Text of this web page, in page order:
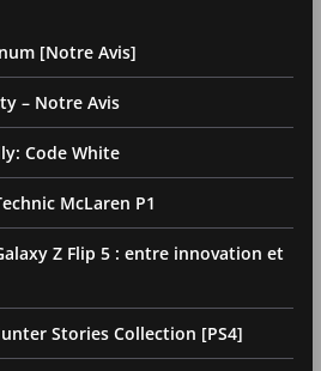
[Notre Avis]
– Notre Avis
Code White
McLaren P1
Z Flip 5 : entre innovation et
Stories Collection [PS4]